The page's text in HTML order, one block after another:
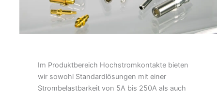
Im Produktbereich Hochstromkontakte bieten
wir sowohl Standardlösungen mit einer
Strombelastbarkeit von 5A bis 250A als auch